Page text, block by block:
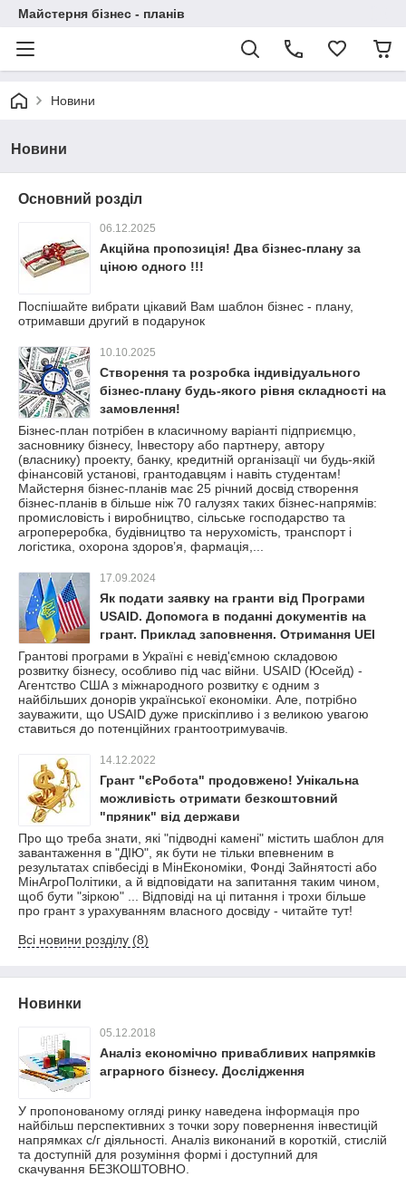
Майстерня бізнес - планів
Новини
Новини
Основний розділ
06.12.2025
Акційна пропозиція! Два бізнес-плану за
ціною одного !!!
Поспішайте вибрати цікавий Вам шаблон бізнес - плану,
отримавши другий в подарунок
10.10.2025
Створення та розробка індивідуального
бізнес-плану будь-якого рівня складності на
замовлення!
Бізнес-план потрібен в класичному варіанті підприємцю,
засновнику бізнесу, Інвестору або партнеру, автору
(власнику) проекту, банку, кредитній організації чи будь-якій
фінансовій установі, грантодавцям і навіть студентам!
Майстерня бізнес-планів має 25 річний досвід створення
бізнес-планів в більше ніж 70 галузях таких бізнес-напрямів:
промисловість і виробництво, сільське господарство та
агропереробка, будівництво та нерухомість, транспорт і
логістика, охорона здоров’я, фармація,...
17.09.2024
Як подати заявку на гранти від Програми
USAID. Допомога в поданні документів на
грант. Приклад заповнення. Отримання UEI
Грантові програми в Україні є невід'ємною складовою
розвитку бізнесу, особливо під час війни. USAID (Юсейд) -
Агентство США з міжнародного розвитку є одним з
найбільших донорів української економіки. Але, потрібно
зауважити, що USAID дуже прискіпливо і з великою увагою
ставиться до потенційних грантоотримувачів.
14.12.2022
Грант "єРобота" продовжено! Унікальна
можливість отримати безкоштовний
"пряник" від держави
Про що треба знати, які "підводні камені" містить шаблон для
завантаження в "ДІЮ", як бути не тільки впевненим в
результатах співбесіді в МінЕкономіки, Фонді Зайнятості або
МінАгроПолітики, а й відповідати на запитання таким чином,
щоб бути "зіркою" ... Відповіді на ці питання і трохи більше
про грант з урахуванням власного досвіду - читайте тут!
Всі новини розділу (8)
Новинки
05.12.2018
Аналіз економічно привабливих напрямків
аграрного бізнесу. Дослідження
У пропонованому огляді ринку наведена інформація про
найбільш перспективних з точки зору повернення інвестицій
напрямках с/г діяльності. Аналіз виконаний в короткій, стислій
та доступній для розуміння формі і доступний для
скачування БЕЗКОШТОВНО.